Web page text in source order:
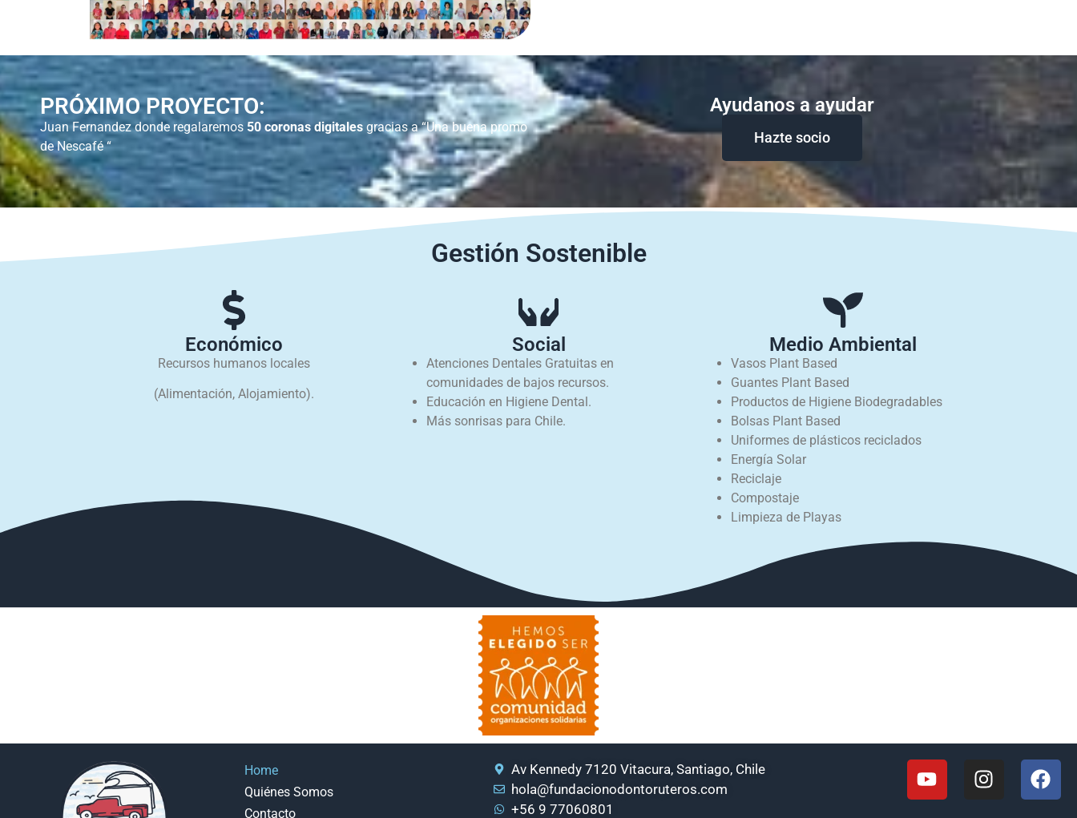
PRÓXIMO PROYECTO:
Juan Fernandez donde regalaremos 50 coronas digitales gracias a “Una buena promo
de Nescafé “
Ayudanos a ayudar
Hazte socio
Gestión Sostenible
Económico
Recursos humanos locales
(Alimentación, Alojamiento).
Social
Atenciones Dentales Gratuitas en
comunidades de bajos recursos.
Educación en Higiene Dental.
Más sonrisas para Chile.
Medio Ambiental
Vasos Plant Based
Guantes Plant Based
Productos de Higiene Biodegradables
Bolsas Plant Based
Uniformes de plásticos reciclados
Energía Solar
Reciclaje
Compostaje
Limpieza de Playas
Home
Quiénes Somos
Contacto
Av Kennedy 7120 Vitacura, Santiago, Chile
hola@fundacionodontoruteros.com
+56 9 77060801